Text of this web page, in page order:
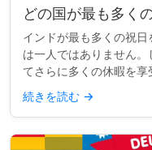
どの国が最も多く
インドが最も多くの祝
は一人ではありません
てさらに多くの休暇を
文化、国民的行事が混ざ
も多くの祝日を持...
続きを読む →